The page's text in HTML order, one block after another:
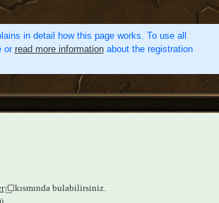
in detail how this page works. To use all
or read more informationabout the registration
kısmında bulabilirsiniz.